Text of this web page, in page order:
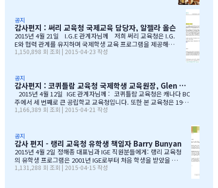
1:52 39 읽음 한국시간으로 오늘 저녁 st.john졸업식이 시
작됩니다.오늘 졸업식에는 개인적인 사정으로 함께하지 못
하지만아쉬운 마음을 담아 함께 축하의 인사를 전합니다.오
늘 졸업식이 아이들만의 졸업식이 아닌몇년동안 저희 부모
를 대신해 앞장 서 이끌어 주신선생님들의 졸업식이라 해도
나조카처럼 야단도치시고 때로는 버릇없이 한 행동들에도너
그러이 이해해주신 조셉이사님,아이들의 구멍난 빈 자리를
말없이…
공지
감사편지 : 써리 교육청 국제교육 담당자, 알젤라 올슨
2015년 4월 21일 I.G.E 관계자님께 저희 써리 교육청은 I.G.
E와 협력 관계를 유지하며 국제학생 교육 프로그램을 제공해올
수 있음에 만족하고 있습니다. I.G.E는 지난 10년간 써리 교육
수 있도록 많은 도움을 주었습니다. 특별히 정해종 대표님을 비
롯한 많은 I.G.E의 직원 여러분께서 종합적인 오리엔테이션과
정착서비스, 방과후 프로그램, 홈스테이 프로그램을 비롯한 다
양한 서비스를 제공해 주시는 등 물심양면의 지원을 해주셨습
니다. 이 같은 집중적 학습관리와 준비 프로그램, 그리고 지속
써리로의 유학을 희망하는 국제학생들을 위해 I.G.E와 협력 관
계를 유지해나갈 수 있…
1,150,898 회 조회 | 2015-04-23 작성
공지
감사편지 : 코퀴틀람 교육청 국제학생 교육원장, Glen Conley
2015년 4월 12일 IGE 관계자님께 : 코퀴틀람 교육청은 캐나다 BC
주에서 세 번째로 큰 공립학교 교육청입니다. 또한 본 교육청은 1999
년부터 ‘국제학생 프로그램’을 제공해왔으며, 현재 캐나다에서 가장
때문에 이루어낼 수 있었던 것이라고 생각합니다. 코퀴틀람 교육청
이 IGE를 통해 국제학생 프로그램을 제공해 온지도 10년이 되어갑니
다. 그리고 이렇게 긴 시간 동안 많은 가족과 학생들이 캐나다에 잘
정착하여 공부할 수 있었던 데에는, 정해종 대표님을 비롯하여 모든 I
GE 직원의 헌신적인 노력이 있었음을 잘 알고 있습니다. 우리는 IGE
1,166,389 회 조회 | 2015-04-21 작성
공지
감사 편지 - 랭리 교육청 유학생 책임자 Barry Bunyan
2015년 4월 2일 정해종 대표님과 IGE 직원분들에게: 랭리 교육청
의 유학생 프로그램은 2001년 IGE로부터 처음 학생을 받았을 때
부터 IGE와 오랜 시간동안 신뢰있는 관계로 좋은 시간을 보내왔습
1,131,288 회 조회 | 2015-04-15 작성